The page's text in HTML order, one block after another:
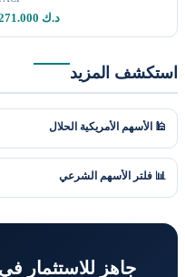
271.000 د.ك
استكشف المزيد
🕌 الأسهم الأمريكية الحلال
📊 فلتر الأسهم الشرعي
جاهز للاستثمار